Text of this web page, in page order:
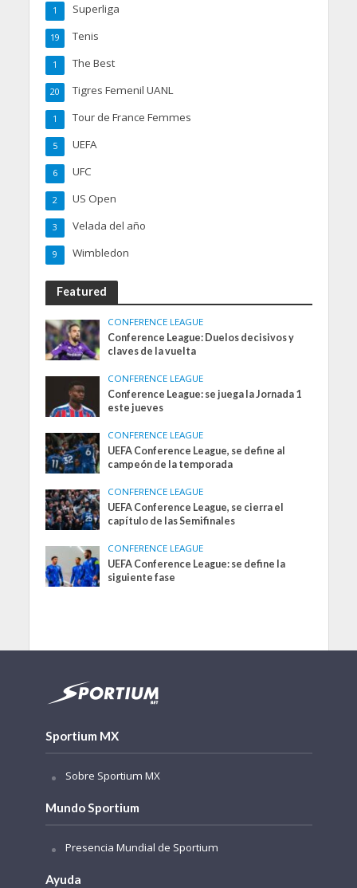
Superliga
1
Tenis
19
The Best
1
Tigres Femenil UANL
20
Tour de France Femmes
1
UEFA
5
UFC
6
US Open
2
Velada del año
3
Wimbledon
9
Featured
CONFERENCE LEAGUE
Conference League: Duelos decisivos y
claves de la vuelta
CONFERENCE LEAGUE
Conference League: se juega la Jornada 1
este jueves
CONFERENCE LEAGUE
UEFA Conference League, se define al
campeón de la temporada
CONFERENCE LEAGUE
UEFA Conference League, se cierra el
capítulo de las Semifinales
CONFERENCE LEAGUE
UEFA Conference League: se define la
siguiente fase
Sportium MX
Sobre Sportium MX
Mundo Sportium
Presencia Mundial de Sportium
Ayuda